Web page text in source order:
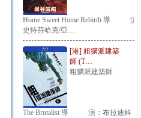
Home Sweet Home Rebirth 導 演：
史特芬哈克/亞…
[港] 粗獷派建築
師 (T…
粗獷派建築師
The Brutalist 導 演：布拉迪科